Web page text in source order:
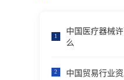
1
中国医疗器械
么
2 中国贸易行业